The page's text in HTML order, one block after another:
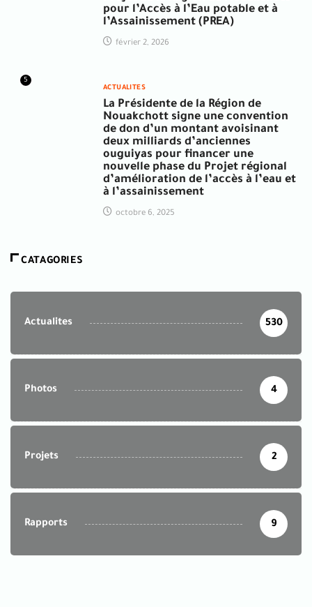
pour l’Accès à l’Eau potable et à
l’Assainissement (PREA)
février 2, 2026
5
ACTUALITES
La Présidente de la Région de
Nouakchott signe une convention
de don d’un montant avoisinant
deux milliards d’anciennes
ouguiyas pour financer une
nouvelle phase du Projet régional
d’amélioration de l’accès à l’eau et
à l’assainissement
octobre 6, 2025
CATAGORIES
Actualites 530
Photos 4
Projets 2
Rapports 9